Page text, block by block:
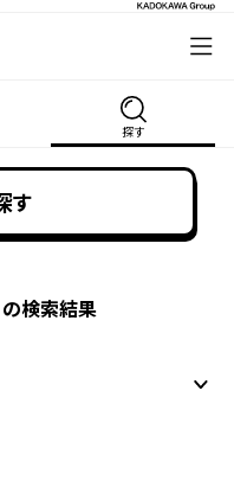
探す
す
検索結果